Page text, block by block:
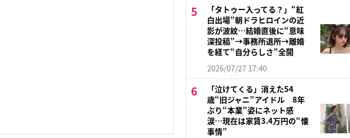
「タトゥー入ってる？」“紅
白出場”朝ドラヒロインの近
影が波紋…結婚直後に“意味
深投稿”→事務所退所→離婚
を経て“自分らしさ”全開
2026/07/27 17:40
「泣けてくる」消えた54
歳“旧ジャニ”アイドル 8年
ぶり“本業”姿にネット感
涙…現在は家賃3.4万円の“懐
事情”